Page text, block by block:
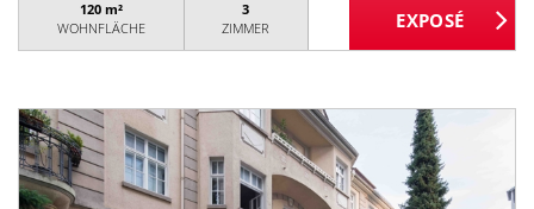
120 m²
WOHNFLÄCHE
3
ZIMMER